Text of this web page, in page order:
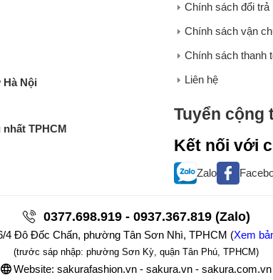
Nội
TPHCM
Chính sách đổi trả
Chính sách vận
Chính sách thanh
Liên hệ
Tuyển cộng
Kết nối với
Zalo
0377.698.919 - 0937.367.819 (Zalo)
4 Đô Đốc Chấn, phường Tân Sơn Nhì, TPHCM (Xem
(trước sáp nhập: phường Sơn Kỳ, quận Tân Phú, TPHCM)
Website: sakurafashion.vn - sakura.vn - sakura.com.vn